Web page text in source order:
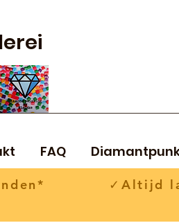
FAQ
✓Altijd